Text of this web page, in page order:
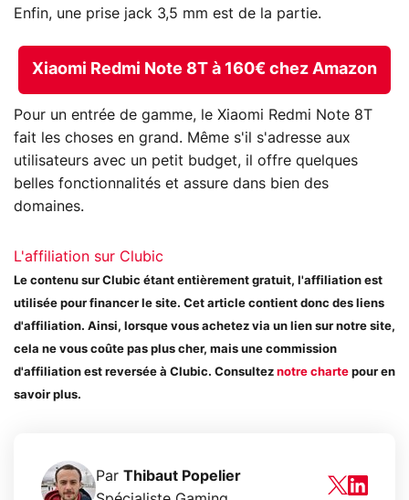
Enfin, une prise jack 3,5 mm est de la partie.
Xiaomi Redmi Note 8T à 160€ chez Amazon
Pour un entrée de gamme, le Xiaomi Redmi Note 8T
fait les choses en grand. Même s'il s'adresse aux
utilisateurs avec un petit budget, il offre quelques
belles fonctionnalités et assure dans bien des
domaines.
L'affiliation sur Clubic
Le contenu sur Clubic étant entièrement gratuit, l'affiliation est
utilisée pour financer le site. Cet article contient donc des liens
d'affiliation. Ainsi, lorsque vous achetez via un lien sur notre site,
cela ne vous coûte pas plus cher, mais une commission
d'affiliation est reversée à Clubic. Consultez notre charte pour en
savoir plus.
Par Thibaut Popelier